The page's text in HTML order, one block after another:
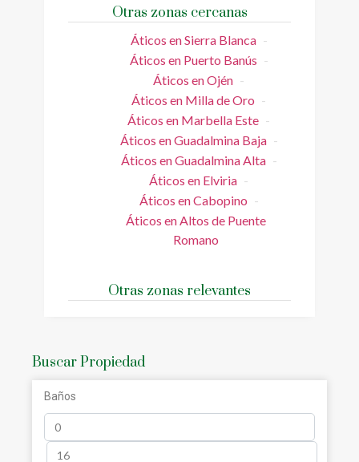
Otras zonas cercanas
Áticos en Sierra Blanca
Áticos en Puerto Banús
Áticos en Ojén
Áticos en Milla de Oro
Áticos en Marbella Este
Áticos en Guadalmina Baja
Áticos en Guadalmina Alta
Áticos en Elviria
Áticos en Cabopino
Áticos en Altos de Puente
Romano
Otras zonas relevantes
Buscar Propiedad
Baños